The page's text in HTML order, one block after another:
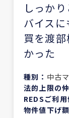
しっか
バイス
買を渡
かった
種別： 中古
法的上限の
REDSご利用
物件値下げ額